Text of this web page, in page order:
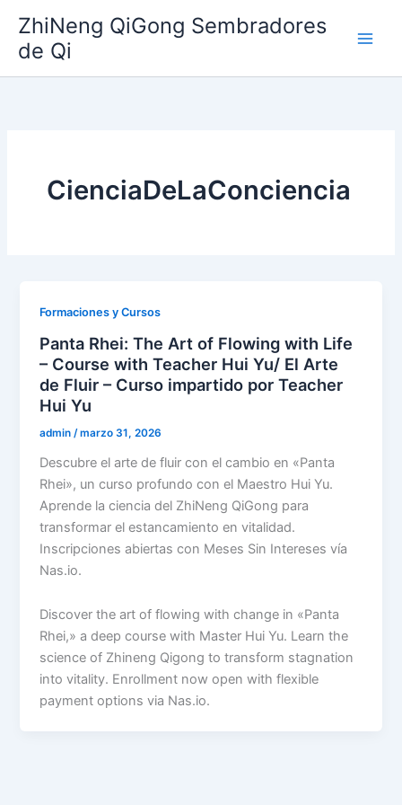
contenido
ZhiNeng QiGong Sembradores
de Qi
CienciaDeLaConciencia
Formaciones y Cursos
Panta Rhei: The Art of Flowing with Life
– Course with Teacher Hui Yu/ El Arte
de Fluir – Curso impartido por Teacher
Hui Yu
admin /marzo 31, 2026
Descubre el arte de fluir con el cambio en «Panta
Rhei», un curso profundo con el Maestro Hui Yu.
Aprende la ciencia del ZhiNeng QiGong para
transformar el estancamiento en vitalidad.
Inscripciones abiertas con Meses Sin Intereses vía
Nas.io.
Discover the art of flowing with change in «Panta
Rhei,» a deep course with Master Hui Yu. Learn the
science of Zhineng Qigong to transform stagnation
into vitality. Enrollment now open with flexible
payment options via Nas.io.